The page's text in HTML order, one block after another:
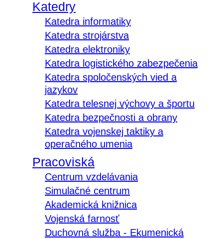
Katedry
Katedra informatiky
Katedra strojárstva
Katedra elektroniky
Katedra logistického zabezpečenia
Katedra spoločenských vied a
jazykov
Katedra telesnej výchovy a športu
Katedra bezpečnosti a obrany
Katedra vojenskej taktiky a
operačného umenia
Pracoviská
Centrum vzdelávania
Simulačné centrum
Akademická knižnica
Vojenská farnosť
Duchovná služba - Ekumenická